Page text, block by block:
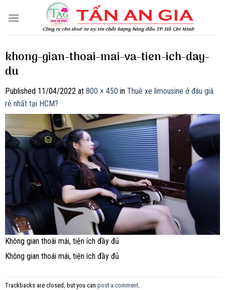
khong-gian-thoai-mai-va-tien-ich-day-
du
Published 11/04/2022 at 800 × 450 in Thuê xe limousine ở đâu giá
rẻ nhất tại HCM?
Không gian thoái mái, tiện ích đầy đủ
Không gian thoái mái, tiện ích đầy đủ
Trackbacks are closed, but you can post a comment